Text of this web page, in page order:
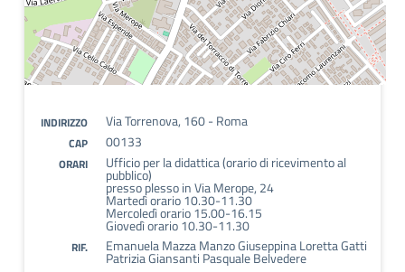
INDIRIZZO Via Torrenova, 160 - Roma
CAP 00133
ORARI Ufficio per la didattica (orario di ricevimento al
pubblico)
presso plesso in Via Merope, 24
Martedì orario 10.30-11.30
Mercoledì orario 15.00-16.15
Giovedì orario 10.30-11.30
RIF. Emanuela Mazza Manzo Giuseppina Loretta Gatti
Patrizia Giansanti Pasquale Belvedere